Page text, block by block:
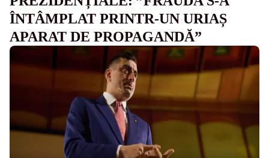
ÎNTÂMPLAT PRINTR-UN URIAȘ
APARAT DE PROPAGANDĂ”